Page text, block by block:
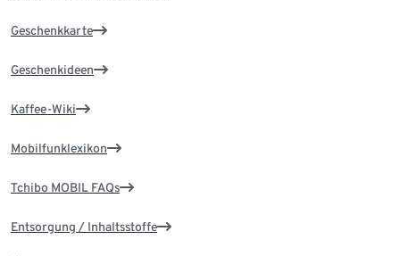
Geschenkkarte
Geschenkideen
Kaffee-Wiki
Mobilfunklexikon
Tchibo MOBIL FAQs
Entsorgung / Inhaltsstoffe